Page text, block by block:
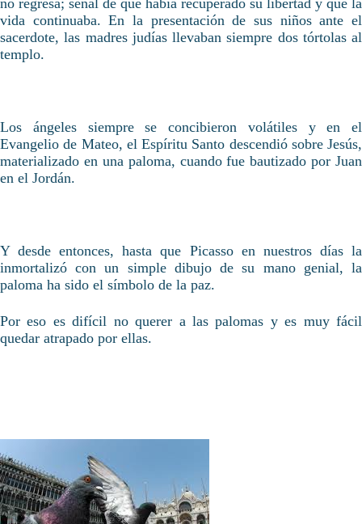
no regresa; señal de que había recuperado su libertad y que la
vida continuaba. En la presentación de sus niños ante el
sacerdote, las madres judías llevaban siempre dos tórtolas al
templo.
Los ángeles siempre se concibieron volátiles y en el
Evangelio de Mateo, el Espíritu Santo descendió sobre Jesús,
materializado en una paloma, cuando fue bautizado por Juan
en el Jordán.
Y desde entonces, hasta que Picasso en nuestros días la
inmortalizó con un simple dibujo de su mano genial, la
paloma ha sido el símbolo de la paz.
Por eso es difícil no querer a las palomas y es muy fácil
quedar atrapado por ellas.